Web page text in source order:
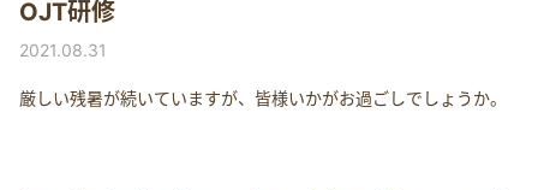
OJT研修
2021.08.31
厳しい残暑が続いていますが、皆様いかがお過ごしでしょうか。